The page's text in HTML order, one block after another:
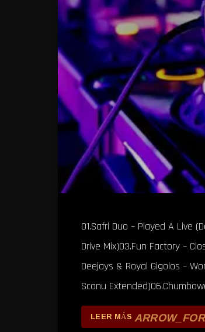
01.Safri Duo – Played A Live
Drive Mix)03.Fun Factory –
Deejays & Royal Gigolos –
Scanu
LEER MÁS